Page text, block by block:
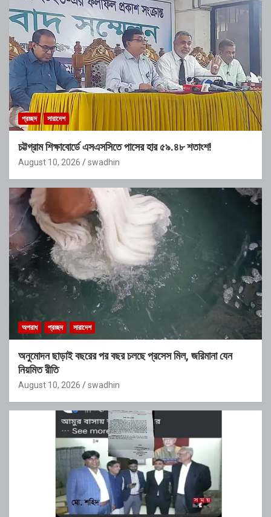
প্রচ্ছদ সারাদেশ
চট্টগ্রাম শিক্ষাবোর্ডে এসএসসিতে পাসের হার ৫৯.৪৮ শতাংশ!
August 10, 2026 swadhin
অপরাধ প্রচ্ছদ সারাদেশ
অনুমোদন ছাড়াই বছরের পর বছর চলছে প্রসেস মিল, জরিমানা যেন
নিয়মিত রীতি
August 10, 2026 swadhin